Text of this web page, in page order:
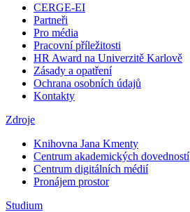
CERGE-EI
Partneři
Pro média
Pracovní příležitosti
HR Award na Univerzitě Karlově
Zásady a opatření
Ochrana osobních údajů
Kontakty
Zdroje
Knihovna Jana Kmenty
Centrum akademických dovedností
Centrum digitálních médií
Pronájem prostor
Studium